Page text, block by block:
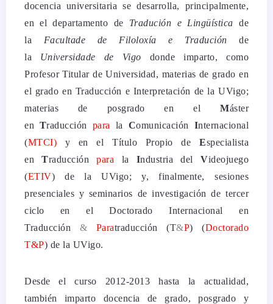
docencia universitaria se desarrolla, principalmente,
en el departamento de Tradución e Lingüística de
la Facultade de Filoloxía e Tradución de
la Universidade de Vigo donde imparto, como
Profesor Titular de Universidad, materias de grado en
el grado en Traducción e Interpretación de la UVigo;
materias de posgrado en el Máster
en Traducción para la Comunicación Internacional
(MTCI) y en el Título Propio de Especialista
enTraducciónpara la Industria delVideojuego
(ETIV) de la UVigo; y, finalmente, sesiones
presenciales y seminarios de investigación de tercer
ciclo en el Doctorado Internacional en
Traducción & Paratraducción (T&P) (Doctorado
T&P) de la UVigo.
Desde el curso 2012-2013 hasta la actualidad,
también imparto docencia de grado, posgrado y